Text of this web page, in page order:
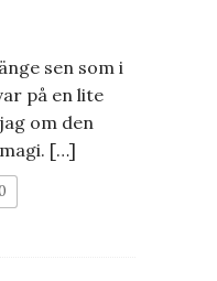
sen som i
på en lite
om den
[…]